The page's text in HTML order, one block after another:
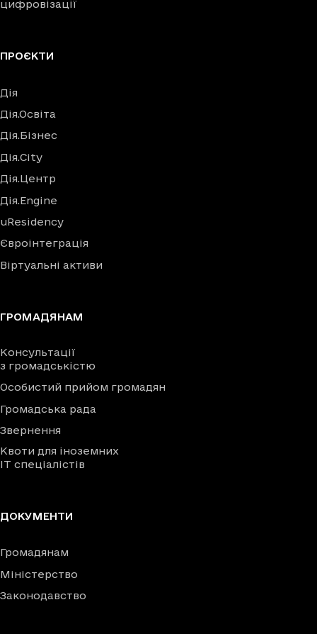
цифровізації
ПРОЄКТИ
Дія
Дія.Освіта
Дія.Бізнес
Дія.City
Дія.Центр
Дія.Engine
uResidency
Євроінтеграція
Віртуальні активи
ГРОМАДЯНАМ
Консультації
з громадськістю
Особистий прийом громадян
Громадська рада
Звернення
Квоти для іноземних
IT спеціалістів
ДОКУМЕНТИ
Громадянам
Міністерство
Законодавство